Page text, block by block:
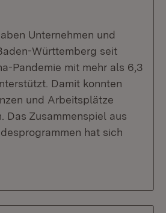
Unternehmen und
Württemberg seit
Pandemie mit mehr als 6,3
Damit konnten
und Arbeitsplätze
Das Zusammenspiel aus
hat sich